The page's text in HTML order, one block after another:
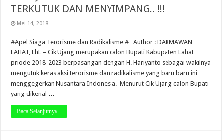
TERKUTUK DAN MENYIMPANG.. !!!
Mei 14, 2018
#Apel Siaga Terorisme dan Radikalisme # Author : DARMAWAN
LAHAT, LhL – Cik Ujang merupakan calon Bupati Kabupaten Lahat
priode 2018-2023 berpasangan dengan H. Hariyanto sebagai wakilnya
mengutuk keras aksi terorisme dan radikalisme yang baru baru ini
menggegerkan Nusantara Indonesia. Menurut Cik Ujang calon Bupati
yang dikenal …
Baca Selanjutnya...